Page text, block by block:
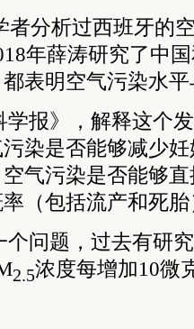
者分析过西班牙的
年薛涛研究了中
表明空气污染水
学报》，解释这个
染是否能够减少
气污染是否能够
（包括流产和死
个问题，过去有研
2.5浓度每增加10微